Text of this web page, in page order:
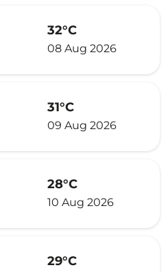
32°C
08 Aug 2026
31°C
09 Aug 2026
28°C
10 Aug 2026
29°C